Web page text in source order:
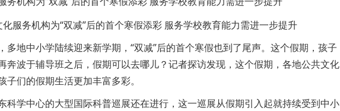
地中小学陆续迎来新学期，“双减”后的首个寒假也到了尾声。这个假期，孩子
奔波于辅导班之后，假期可以去哪儿？记者探访发现，这个假期，各地公共文化
们的假期生活更加丰富多彩。
学中心的大型国际科普巡展还在进行，这一巡展从假期引入起就持续受到中小